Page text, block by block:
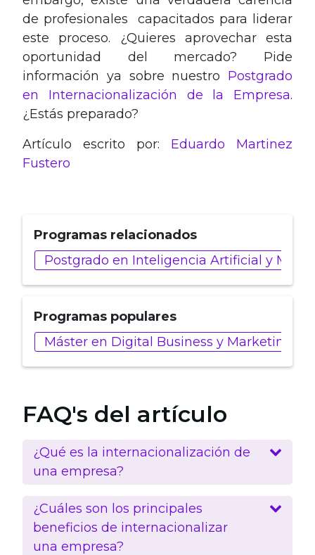
de profesionales capacitados para liderar
este proceso. ¿Quieres aprovechar esta
oportunidad del mercado? Pide
información ya sobre nuestro Postgrado
en Internacionalización de la Empresa.
¿Estás preparado?
Artículo escrito por: Eduardo Martinez
Fustero
Programas relacionados
Postgrado en Inteligencia Artificial y
Programas populares
Máster en Digital Business y Marketing
FAQ's del artículo
¿Qué es la internacionalización de
una empresa?
¿Cuáles son los principales
beneficios de internacionalizar
una empresa?